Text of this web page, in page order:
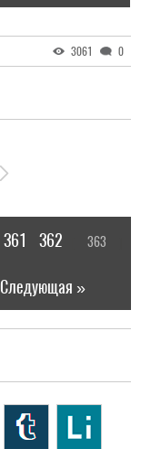
3061 0
361 362 363
Следующая »